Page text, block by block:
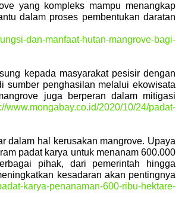
yang kompleks mampu menangkap
dalam proses pembentukan daratan
dan-manfaat-hutan-mangrove-bagi-
kepada masyarakat pesisir dengan
sumber penghasilan melalui ekowisata
juga berperan dalam mitigasi
www.mongabay.co.id/2020/10/24/padat-
dalam hal kerusakan mangrove. Upaya
padat karya untuk menanam 600.000
pihak, dari pemerintah hingga
kesadaran akan pentingnya
karya-penanaman-600-ribu-hektare-